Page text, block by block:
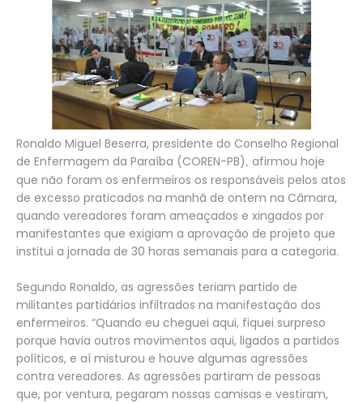
Ronaldo Miguel Beserra, presidente do Conselho Regional
de Enfermagem da Paraíba (COREN-PB) , afirmou hoje
que não foram os enfermeiros os responsáveis pelos atos
de excesso praticados na manhã de ontem na Câmara,
quando vereadores foram ameaçados e xingados por
manifestantes que exigiam a aprovação de projeto que
institui a jornada de 30 horas semanais para a categoria.
Segundo Ronaldo, as agressões teriam partido de
militantes partidários infiltrados na manifestação dos
enfermeiros. “Quando eu cheguei aqui, fiquei surpreso
porque havia outros movimentos aqui, ligados a partidos
políticos, e aí misturou e houve algumas agressões
contra vereadores. As agressões partiram de pessoas
que, por ventura, pegaram nossas camisas e vestiram,